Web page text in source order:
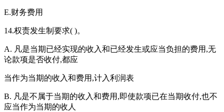
E.财务费用
14.权责发生制要求( )。
A. 凡是当期已经实现的收入和已经发生或应当负担的费用,无
论款项是否收付,都应
当作为当期的收入和费用,计入利润表
B. 凡是不属于当期的收入和费用,即使款项已在当期收付,也不
应当作为当期的收人